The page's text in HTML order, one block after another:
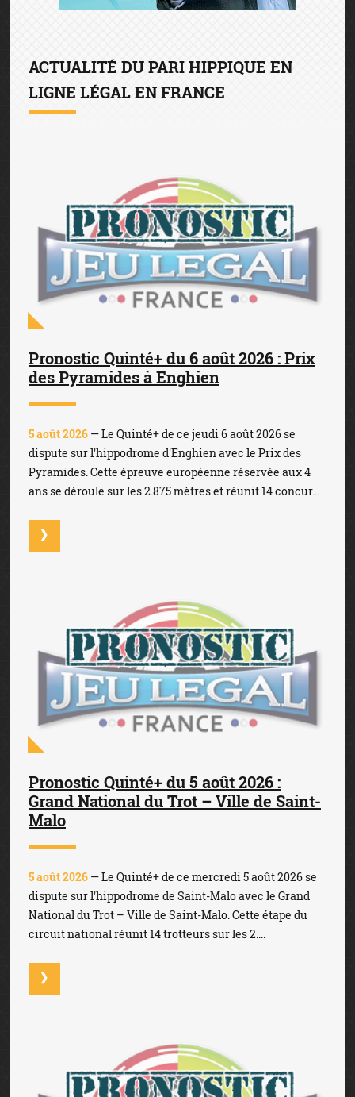
ACTUALITÉ DU PARI HIPPIQUE EN
LIGNE LÉGAL EN FRANCE
Pronostic Quinté+ du 6 août 2026 : Prix
des Pyramides à Enghien
5 août 2026 — Le Quinté+ de ce jeudi 6 août 2026 se
dispute sur l'hippodrome d'Enghien avec le Prix des
Pyramides. Cette épreuve européenne réservée aux 4
ans se déroule sur les 2.875 mètres et réunit 14 concur...
Pronostic Quinté+ du 5 août 2026 :
Grand National du Trot – Ville de Saint-
Malo
5 août 2026 — Le Quinté+ de ce mercredi 5 août 2026 se
dispute sur l'hippodrome de Saint-Malo avec le Grand
National du Trot – Ville de Saint-Malo. Cette étape du
circuit national réunit 14 trotteurs sur les 2....